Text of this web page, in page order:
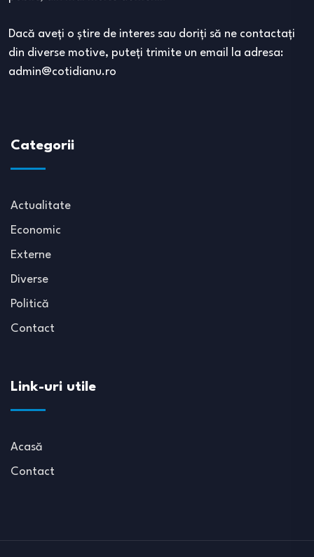
Dacă aveţi o ştire de interes sau doriţi să ne contactaţi
din diverse motive, puteţi trimite un email la adresa:
admin@cotidianu.ro
Categorii
Actualitate
Economic
Externe
Diverse
Politică
Contact
Link-uri utile
Acasă
Contact